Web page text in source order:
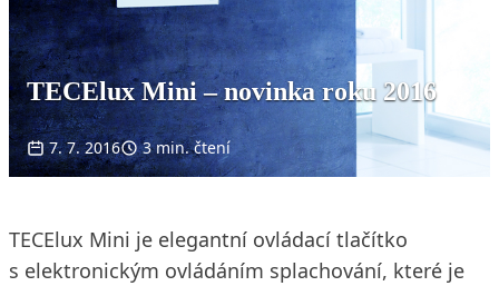
TECElux Mini – novinka roku 2016
7. 7. 2016 3 min. čtení
TECElux Mini je elegantní ovládací tlačítko
s elektronickým ovládáním splachování, které je